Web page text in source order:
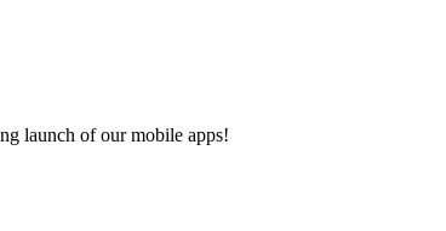
launch of our mobile apps!